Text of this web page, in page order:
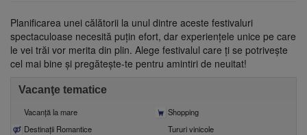
Planificarea unei călătorii la unul dintre aceste festivaluri
spectaculoase necesită puțin efort, dar experiențele unice pe care
le vei trăi vor merita din plin. Alege festivalul care ți se potrivește
cel mai bine și pregătește-te pentru amintiri de neuitat!
Vacanţe tematice
Vacanţă la mare
Shopping
Destinații Romantice
Tururi vinicole
Află primul cele mai noi oferte